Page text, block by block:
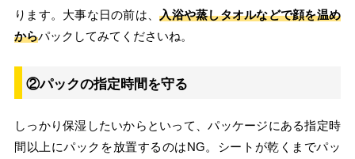
ります。大事な日の前は、入浴や蒸しタオルなどで顔を温め
からパックしてみてくださいね。
②パックの指定時間を守る
しっかり保湿したいからといって、パッケージにある指定時
間以上にパックを放置するのはNG。シートが乾くまでパッ